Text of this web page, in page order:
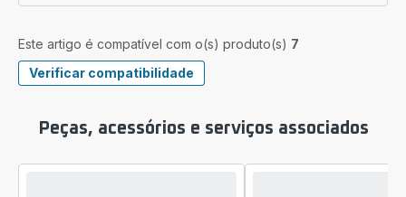
Este artigo é compatível com o(s) produto(s) 7
Verificar compatibilidade
Peças, acessórios e serviços associados